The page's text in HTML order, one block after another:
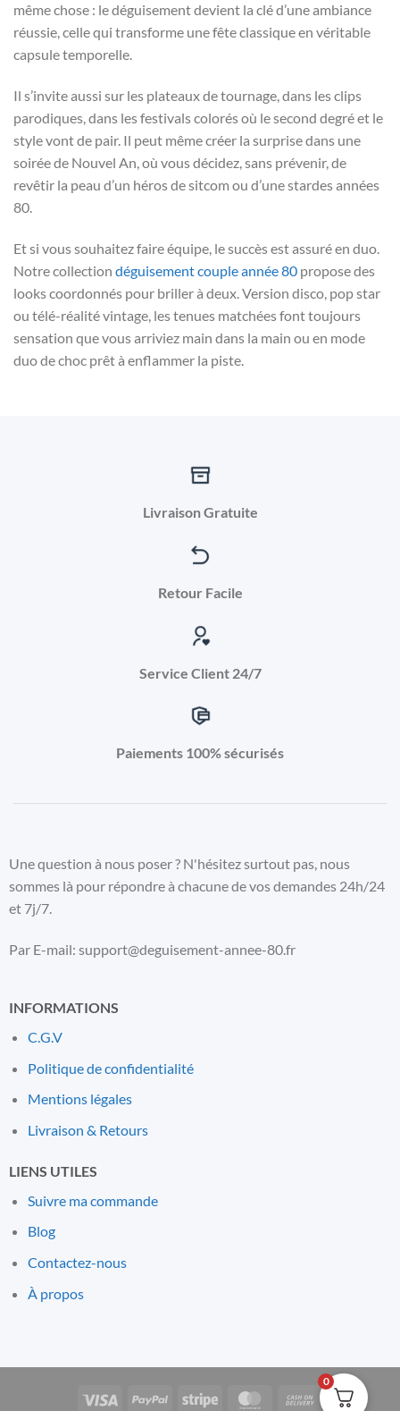
même chose : le déguisement devient la clé d’une ambiance
réussie, celle qui transforme une fête classique en véritable
capsule temporelle.
Il s’invite aussi sur les plateaux de tournage, dans les clips
parodiques, dans les festivals colorés où le second degré et le
style vont de pair. Il peut même créer la surprise dans une
soirée de Nouvel An, où vous décidez, sans prévenir, de
revêtir la peau d’un héros de sitcom ou d’une stardes années
80.
Et si vous souhaitez faire équipe, le succès est assuré en duo.
Notre collection déguisement couple année 80 propose des
looks coordonnés pour briller à deux. Version disco, pop star
ou télé-réalité vintage, les tenues matchées font toujours
sensation que vous arriviez main dans la main ou en mode
duo de choc prêt à enflammer la piste.
Livraison Gratuite
Retour Facile
Service Client 24/7
Paiements 100% sécurisés
Une question à nous poser ? N'hésitez surtout pas, nous
sommes là pour répondre à chacune de vos demandes 24h/24
et 7j/7.
Par E-mail: support@deguisement-annee-80.fr
INFORMATIONS
C.G.V
Politique de confidentialité
Mentions légales
Livraison & Retours
LIENS UTILES
Suivre ma commande
Blog
Contactez-nous
À propos
0